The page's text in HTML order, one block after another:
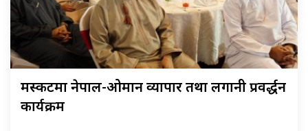
मस्कटमा नेपाल-ओमान व्यापार तथा लगानी प्रवर्द्धन
कार्यक्रम